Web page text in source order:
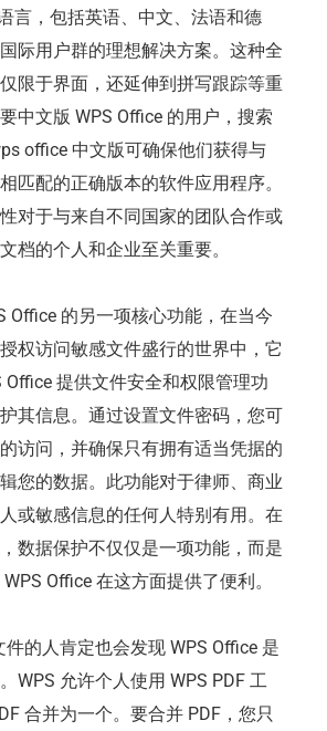
言，包括英语、中文、法语和德
际用户群的理想解决方案。这种全
限于界面，还延伸到拼写跟踪等重
中文版 WPS Office 的用户，搜索
office 中文版可确保他们获得与
匹配的正确版本的软件应用程序。
对于与来自不同国家的团队合作或
档的个人和企业至关重要。
Office 的另一项核心功能，在当今
权访问敏感文件盛行的世界中，它
Office 提供文件安全和权限管理功
其信息。通过设置文件密码，您可
访问，并确保只有拥有适当凭据的
您的数据。此功能对于律师、商业
或敏感信息的任何人特别有用。在
数据保护不仅仅是一项功能，而是
Office 在这方面提供了便利。
件的人肯定也会发现 WPS Office 是
WPS 允许个人使用 WPS PDF 工
合并为一个。要合并 PDF，您只